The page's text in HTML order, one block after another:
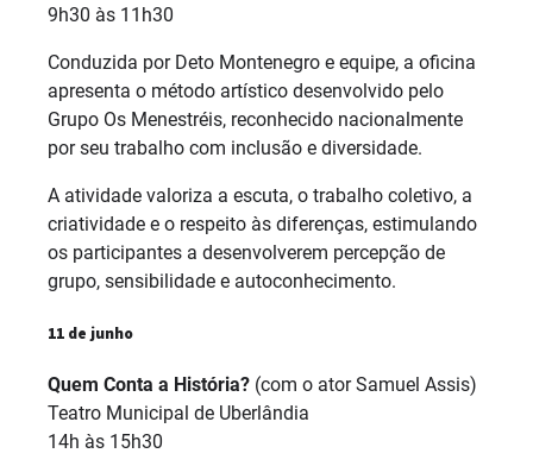
9h30 às 11h30
Conduzida por Deto Montenegro e equipe, a oficina
apresenta o método artístico desenvolvido pelo
Grupo Os Menestréis, reconhecido nacionalmente
por seu trabalho com inclusão e diversidade.
A atividade valoriza a escuta, o trabalho coletivo, a
criatividade e o respeito às diferenças, estimulando
os participantes a desenvolverem percepção de
grupo, sensibilidade e autoconhecimento.
11 de junho
Quem Conta a História? (com o ator Samuel Assis)
Teatro Municipal de Uberlândia
14h às 15h30